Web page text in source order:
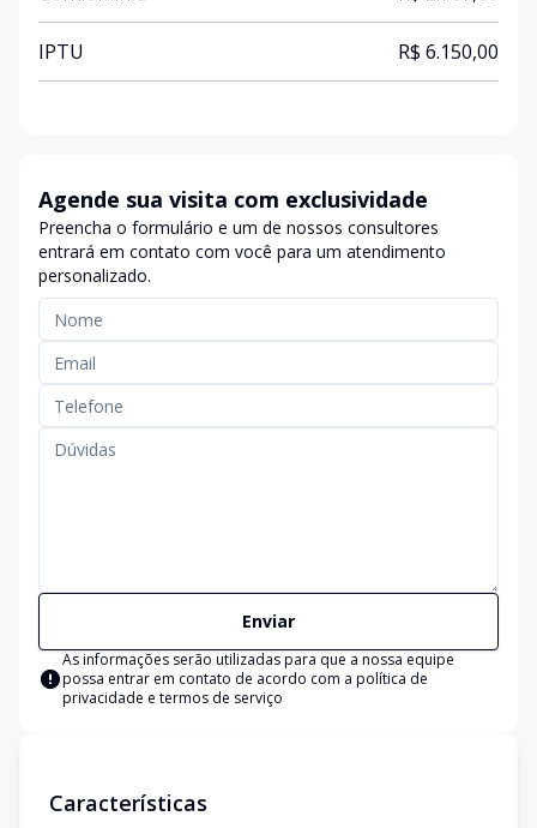
IPTU R$ 6.150,00
Agende sua visita com exclusividade
Preencha o formulário e um de nossos consultores
entrará em contato com você para um atendimento
personalizado.
Enviar
As informações serão utilizadas para que a nossa equipe
possa entrar em contato de acordo com a política de
privacidade e termos de serviço
Características